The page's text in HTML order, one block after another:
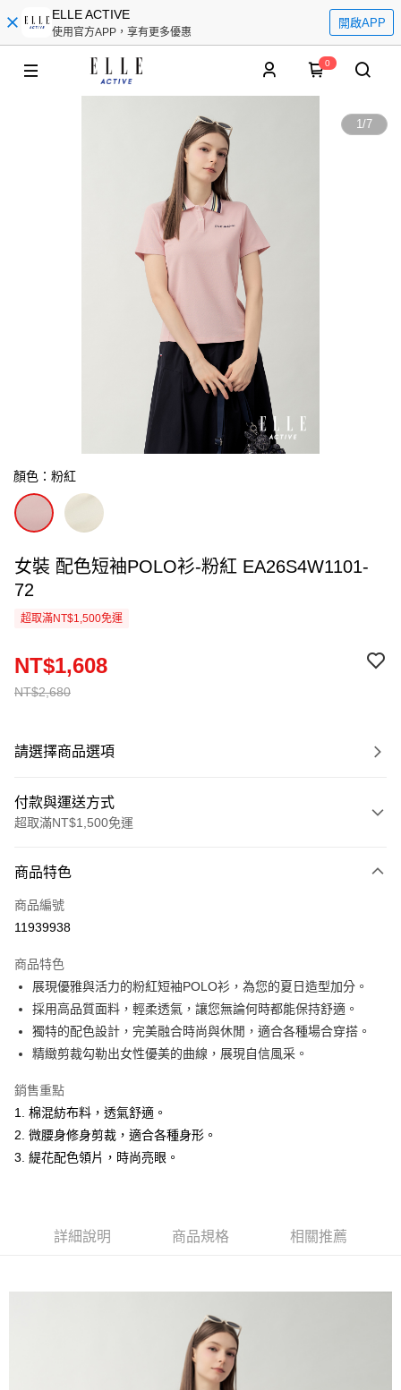
ELLE ACTIVE
使用官方APP，享有更多優惠
開啟APP
0
1/7
顏色：粉紅
女裝 配色短袖POLO衫-粉紅 EA26S4W1101-
72
超取滿NT$1,500免運
NT$2,680
NT$1,608
請選擇商品選項
付款與運送方式
超取滿NT$1,500免運
信用卡一次付款
超商取貨付款
Apple Pay
悠遊付
ATM付款
運送方式
全家取貨付款
每筆NT$60，滿NT$1,500(含以上)免運費
萊爾富取貨付款
付款後萊爾富取貨
每筆NT$60，滿NT$1,500(含以上)免運費
每筆NT$60，滿NT$1,500(含以上)免運費
商品特色
商品編號
11939938
商品特色
展現優雅與活力的粉紅短袖POLO衫，為您的夏日造型加分。
採用高品質面料，輕柔透氣，讓您無論何時都能保持舒適。
獨特的配色設計，完美融合時尚與休閒，適合各種場合穿搭。
精緻剪裁勾勒出女性優美的曲線，展現自信風采。
銷售重點
1. 棉混紡布料，透氣舒適。
2. 微腰身修身剪裁，適合各種身形。
3. 緹花配色領片，時尚亮眼。
詳細說明 商品規格 相關推薦